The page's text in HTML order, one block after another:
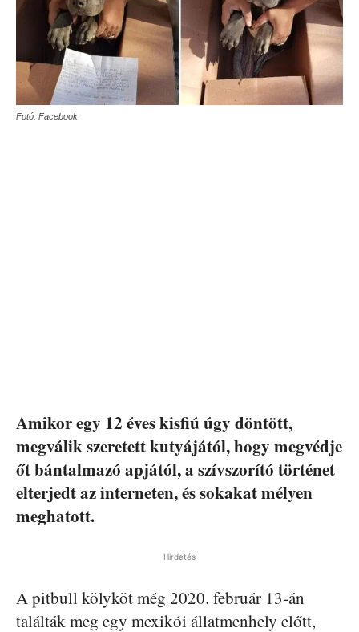
Fotó: Facebook
Amikor egy 12 éves kisfiú úgy döntött,
megválik szeretett kutyájától, hogy megvédje
őt bántalmazó apjától, a szívszorító történet
elterjedt az interneten, és sokakat mélyen
meghatott.
Hirdetés
A pitbull kölyköt még 2020. február 13-án
találták meg egy mexikói állatmenhely előtt,